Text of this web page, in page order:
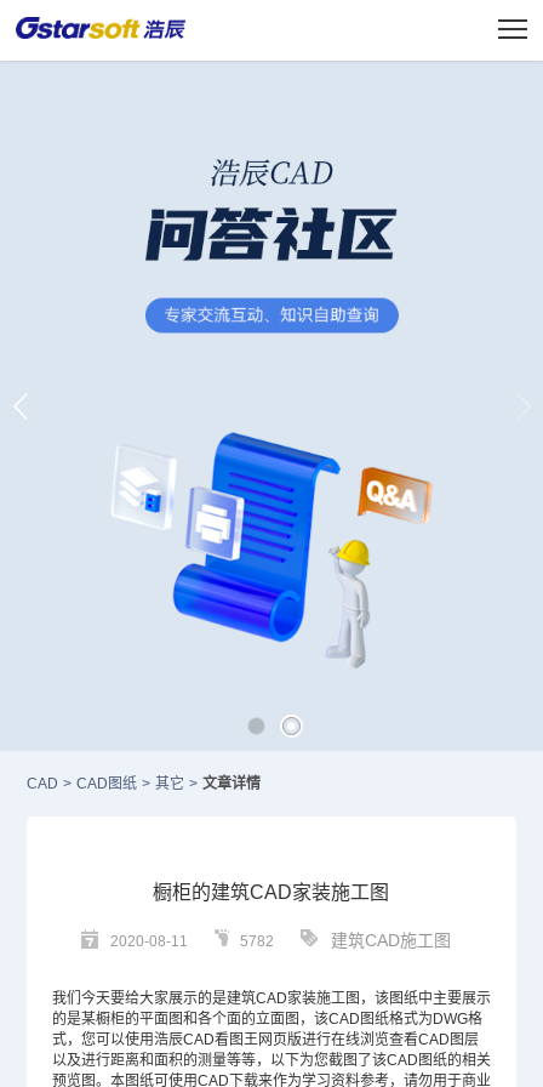
CAD > CAD图纸 > 其它 > 文章详情
橱柜的建筑CAD家装施工图
2020-08-11 5782 建筑CAD施工图
我们今天要给大家展示的是建筑CAD家装施工图，该图纸中主要展示
的是某橱柜的平面图和各个面的立面图，该CAD图纸格式为 DWG格
式，您可以使用浩辰CAD看图王网页版进行在线浏览查看CAD图层
以及进行距离和面积的测量等等，以下为您截图了该CAD图纸的相关
预览图。本图纸可使用CAD下载来作为学习资料参考，请勿用于商业